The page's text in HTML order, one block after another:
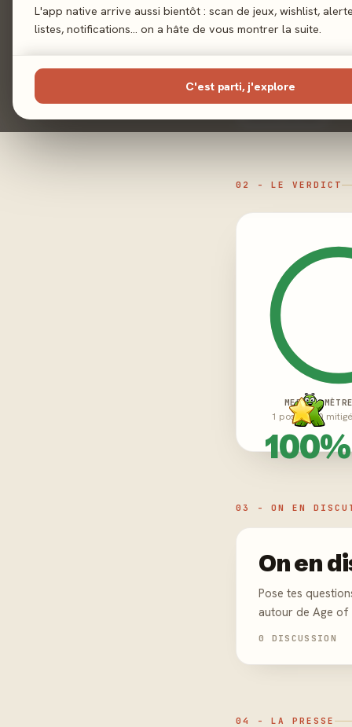
L'app native arrive aussi bientôt : scan de jeux, wishlist,
listes, notifications… on a hâte de vous montrer la suite.
C'est parti, j'explore
votre stratégie et
ayant accumulé le
explorée l’emporte.
Gestion de ressources
02 - LE VERDICT
100%
MEEPLE-
1 positifs · 0
03 - ON EN
On en
Pose tes
autour de Age of
0 DISCUSSION
04 - LA PRESSE